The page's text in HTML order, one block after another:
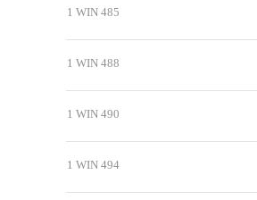
1 WIN 485
1 WIN 488
1 WIN 490
1 WIN 494